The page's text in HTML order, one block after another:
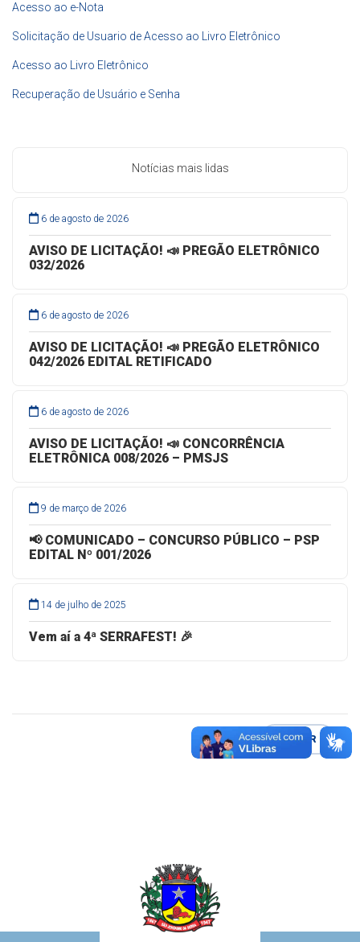
Acesso ao e-Nota
Solicitação de Usuario de Acesso ao Livro Eletrônico
Acesso ao Livro Eletrônico
Recuperação de Usuário e Senha
Notícias mais lidas
6 de agosto de 2026
AVISO DE LICITAÇÃO! 📣 PREGÃO ELETRÔNICO
032/2026
6 de agosto de 2026
AVISO DE LICITAÇÃO! 📣 PREGÃO ELETRÔNICO
042/2026 EDITAL RETIFICADO
6 de agosto de 2026
AVISO DE LICITAÇÃO! 📣 CONCORRÊNCIA
ELETRÔNICA 008/2026 – PMSJS
9 de março de 2026
📢 COMUNICADO – CONCURSO PÚBLICO – PSP
EDITAL Nº 001/2026
14 de julho de 2025
Vem aí a 4ª SERRAFEST! 🎉
VOLTAR